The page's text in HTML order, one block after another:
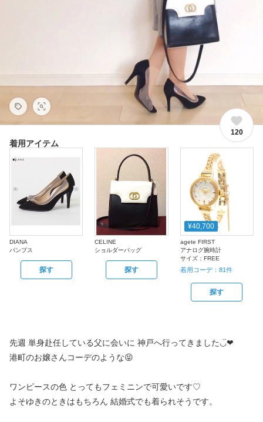
120
着用アイテム
DIANA
パンプス
探す
CELINE
ショルダーバッグ
探す
¥40,700
agete FIRST
アナログ腕時計
サイズ： FREE
着用コーデ： 81件
探す
先週 単身赴任している父に会いに 神戸へ行ってきました◡̈❤︎
港町のお嬢さんコーデのような😝
ワンピースの色 とってもフェミニンで可愛いです♡
よそゆきのときはもちろん 結婚式でも着られそうです。